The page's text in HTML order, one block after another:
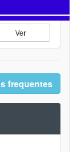
Ver
frequentes